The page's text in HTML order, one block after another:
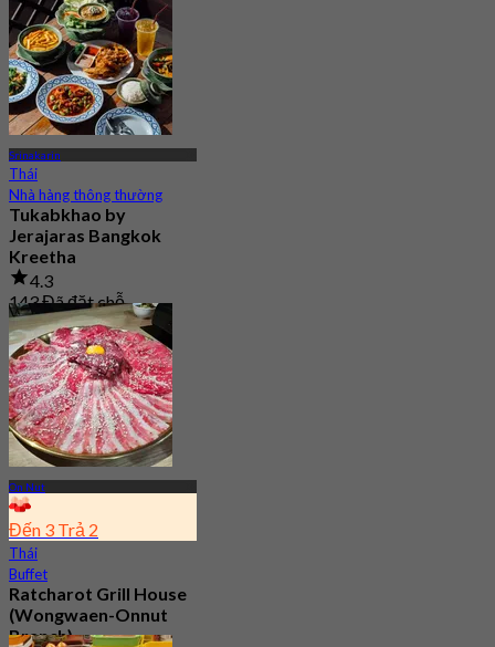
Srinakarin
Thái
Nhà hàng thông thường
Tukabkhao by
Jerajaras Bangkok
Kreetha
4.3
143 Đã đặt chỗ
Từ฿ 247.5
On Nut
Đến 3 Trả 2
Thái
Buffet
Ratcharot Grill House
(Wongwaen-Onnut
Branch)